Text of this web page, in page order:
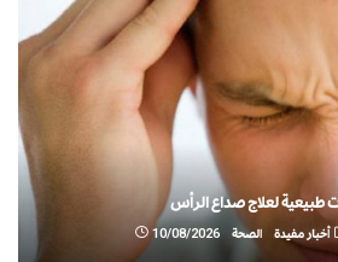
طبيعية لعلاج صداع الرأس
أخبار مفيدة الصحة 10/08/2026